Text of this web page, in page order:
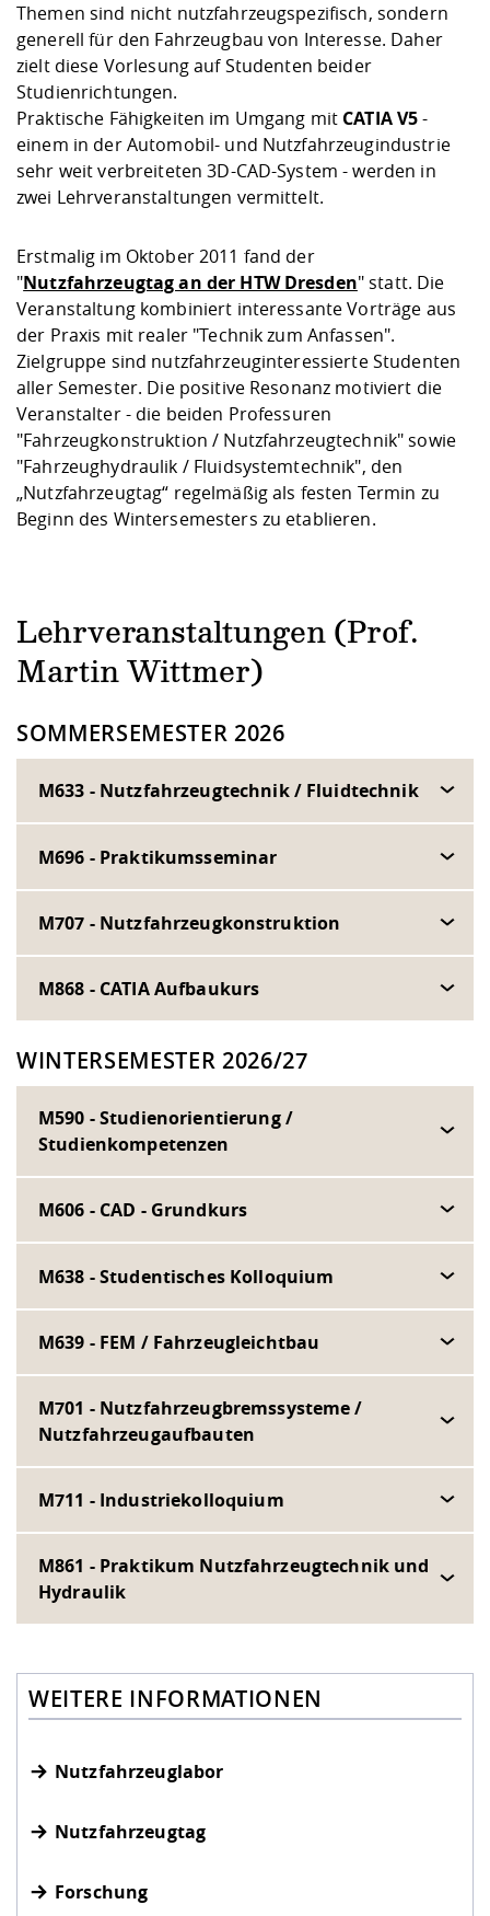
Themen sind nicht nutzfahrzeugspezifisch, sondern
generell für den Fahrzeugbau von Interesse. Daher
zielt diese Vorlesung auf Studenten beider
Studienrichtungen.
Praktische Fähigkeiten im Umgang mit CATIA V5-
einem in der Automobil- und Nutzfahrzeugindustrie
sehr weit verbreiteten 3D-CAD-System - werden in
zwei Lehrveranstaltungen vermittelt.
Erstmalig im Oktober 2011 fand der
"Nutzfahrzeugtag an der HTW Dresden" statt. Die
Veranstaltung kombiniert interessante Vorträge aus
der Praxis mit realer "Technik zum Anfassen".
Zielgruppe sind nutzfahrzeuginteressierte Studenten
aller Semester. Die positive Resonanz motiviert die
Veranstalter - die beiden Professuren
"Fahrzeugkonstruktion / Nutzfahrzeugtechnik" sowie
"Fahrzeughydraulik / Fluidsystemtechnik", den
„Nutzfahrzeugtag“ regelmäßig als festen Termin zu
Beginn des Wintersemesters zu etablieren.
Lehrveranstaltungen (Prof.
Martin Wittmer)
SOMMERSEMESTER 2026
M633 - Nutzfahrzeugtechnik / Fluidtechnik
M696 - Praktikumsseminar
M707 - Nutzfahrzeugkonstruktion
M868 - CATIA Aufbaukurs
WINTERSEMESTER 2026/27
M590 - Studienorientierung /
Studienkompetenzen
M606 - CAD - Grundkurs
M638 - Studentisches Kolloquium
M639 - FEM / Fahrzeugleichtbau
M701 - Nutzfahrzeugbremssysteme /
Nutzfahrzeugaufbauten
M711 - Industriekolloquium
M861 - Praktikum Nutzfahrzeugtechnik und
Hydraulik
WEITERE INFORMATIONEN
Nutzfahrzeuglabor
Nutzfahrzeugtag
Forschung